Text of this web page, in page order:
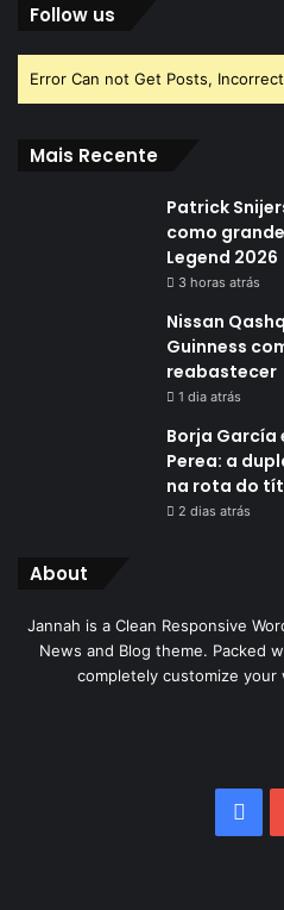
Follow us
Error Can not Get Posts,
Mais Recente
Patrick
como
Legend 2026
3 horas atrás
Nissan
Guinness
reabastecer
1 dia atrás
Borja García
Perea: a
na rota do
2 dias atrás
About
Jannah is a Clean Responsive
News and Blog theme. Packed
completely customize